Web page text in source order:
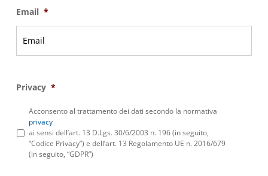
Email *
Privacy *
Acconsento al trattamento dei dati secondo la normativa
privacy
ai sensi dell’art. 13 D.Lgs. 30/6/2003 n. 196 (in seguito,
“Codice Privacy”) e dell’art. 13 Regolamento UE n. 2016/679
(in seguito, “GDPR”)